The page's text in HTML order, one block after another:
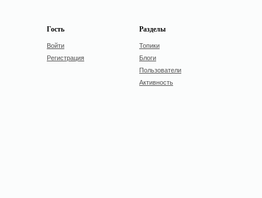
Гость
Войти
Регистрация
Разделы
Топики
Блоги
Пользователи
Активность